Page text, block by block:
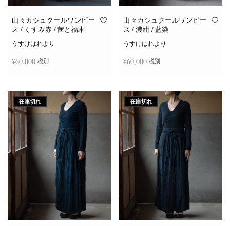
山々カシュクールワンピー
ス / くすみ赤 / 茜と福木
うすけはれより
¥60,000 税別
山々カシュクールワンピー
ス / 濃紺 / 藍染
うすけはれより
¥60,000 税別
在庫切れ 在庫切れ